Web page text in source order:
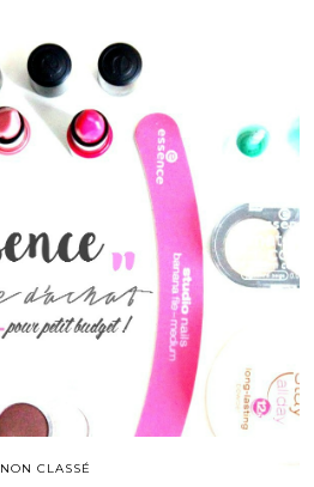
NON CLASSÉ